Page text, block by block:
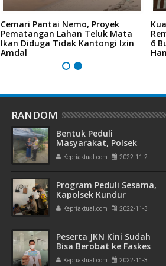
Cemari Pantai Nemo, Proyek
Pematangan Lahan Teluk Mata
Ikan Diduga Tidak Kantongi Izin
Amdal
6
RANDOM
Bentuk Peduli
Masyarakat, Polsek
Kundur Polres Karimun
Salurkan Bantuan Sosial
Kepriaktual.com 2022-11-2
Program Peduli Sesama,
Kapolsek Kundur
Sambangi Warga yang
Sedang Sakit dan
Kepriaktual.com 2022-11-3
Peserta JKN Kini Sudah
Bisa Berobat ke Faskes
Hanya dengan
Kepriaktual.com 2022-11-3